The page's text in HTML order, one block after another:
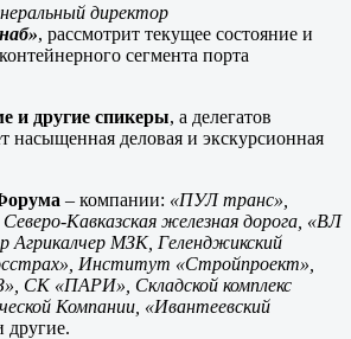
директор
, рассмотрит текущее состояние и
сегмента порта
и другие спикеры, а делегатов
насыщенная деловая и экскурсионная
– компании: «ПУЛ транс»,
Северо-Кавказская железная дорога , «ВЛ
Агрикалчер МЗК, Геленджикский
Институт «Стройпроект»,
СК «ПАРИ», Складской комплекс
Компании, «Ивантеевский
другие.